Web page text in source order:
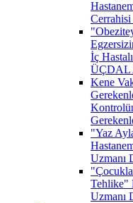
İç
ÜÇDAL
Kene
"Yaz
Uzmanı
Tehlike"
Uzmanı